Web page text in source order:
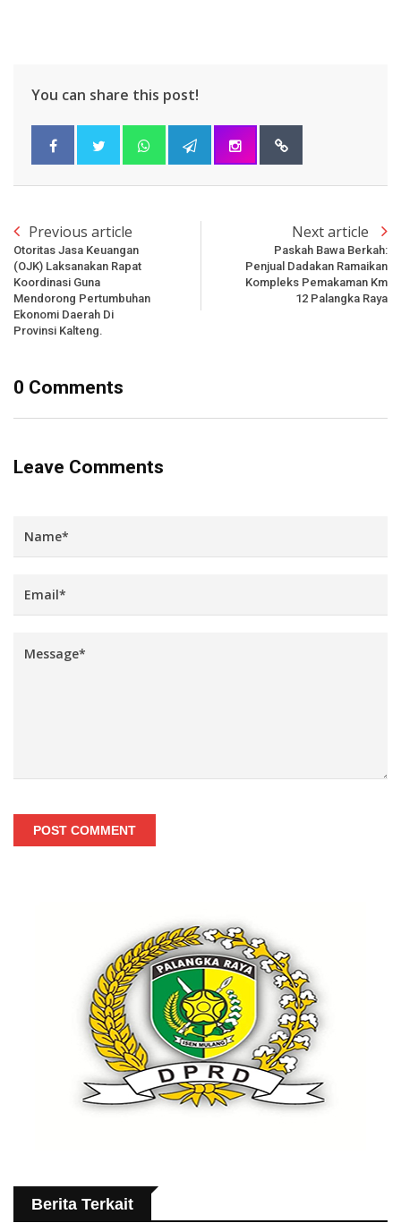
You can share this post!
Previous article
Otoritas Jasa Keuangan
(OJK) Laksanakan Rapat
Koordinasi Guna
Mendorong Pertumbuhan
Ekonomi Daerah Di
Provinsi Kalteng.
Next article
Paskah Bawa Berkah:
Penjual Dadakan Ramaikan
Kompleks Pemakaman Km
12 Palangka Raya
0 Comments
Leave Comments
POST COMMENT
Berita Terkait